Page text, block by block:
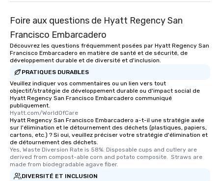
heading to the next
entertainment. All
knowledgeable,
offering engaging
fascinating stories.
interactive
ensuring there is
Different Types of
several renowned
Foire aux questions de Hyatt Regency San
Francisco Embarcadero
Découvrez les questions fréquemment posées par Hyatt Regency San
Francisco Embarcadero en matière de santé et de sécurité, de
développement durable et de diversité et d'inclusion.
PRATIQUES DURABLES
Veuillez indiquer vos commentaires ou un lien vers tout
objectif/stratégie de développement durable ou d'impact social de
Hyatt Regency San Francisco Embarcadero communiqué
publiquement.
Hyatt.com/WorldOfCare
Hyatt Regency San Francisco Embarcadero a-t-il une stratégie axée
sur l'élimination et le détournement des déchets (plastiques, papiers,
cartons, etc.) ? Si oui, veuillez préciser votre stratégie d'élimination et
de détournement des déchets.
Yes, Waste Diversion Rate is 58%. Disposable cups and cutlery are
derived from compost-able corn and potato composite.  Straws are
made from biodegradable agave fiber.
DIVERSITÉ ET INCLUSION